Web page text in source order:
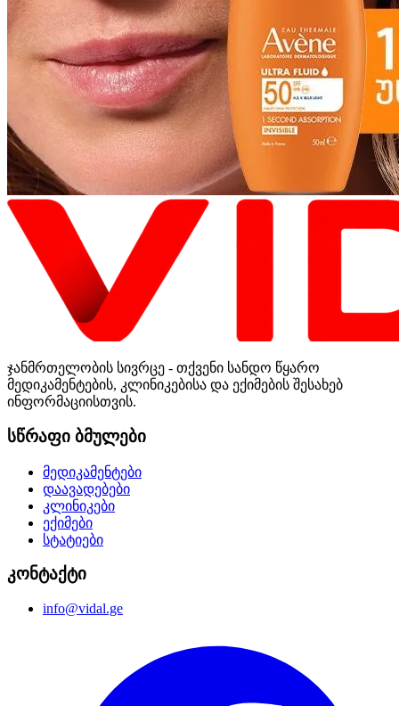
ჯანმრთელობის სივრცე - თქვენი სანდო წყარო
მედიკამენტების, კლინიკებისა და ექიმების შესახებ
ინფორმაციისთვის.
სწრაფი ბმულები
მედიკამენტები
დაავადებები
კლინიკები
ექიმები
სტატიები
კონტაქტი
info@vidal.ge